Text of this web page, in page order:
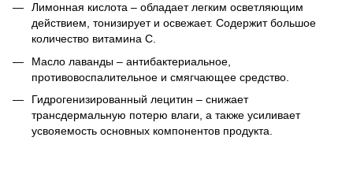
Лимонная кислота – обладает легким осветляющим
действием, тонизирует и освежает. Содержит большое
количество витамина С.
Масло лаванды – антибактериальное,
противовоспалительное и смягчающее средство.
Гидрогенизированный лецитин – снижает
трансдермальную потерю влаги, а также усиливает
усвояемость основных компонентов продукта.